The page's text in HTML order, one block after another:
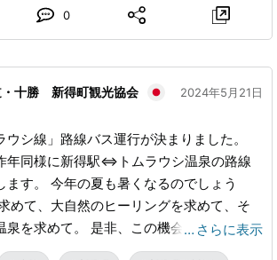
つり会場12：30発 復路：温泉16：30発 ※
トムラウシ温泉東大雪荘 TEL：0156-65-
期にあわせて、毎年９月最終日曜日に開催
大のお祭り『しんとく新そば祭り』が開催
健福祉センター「なごみ」前駐車場 しん
りの醍醐味は、「とれたて」「ひきたて」
「ゆでたて」の【4たてそば】を味わえる
回は、町内のそば店や有志など８店舗が
山系の山麓で育った風味豊かなそばを各店
0
・十勝 新得町観光協会 2024年5月21日
ウシ線」路線バス運行が決まりました。
年同様に新得駅⇔トムラウシ温泉の路線
ます。 今年の夏も暑くなるのでしょう
めて、大自然のヒーリングを求めて、そ
泉を求めて。 是非、この機会を利用して
なくトムラウシ温泉へ足を運んでください
… さらに表示